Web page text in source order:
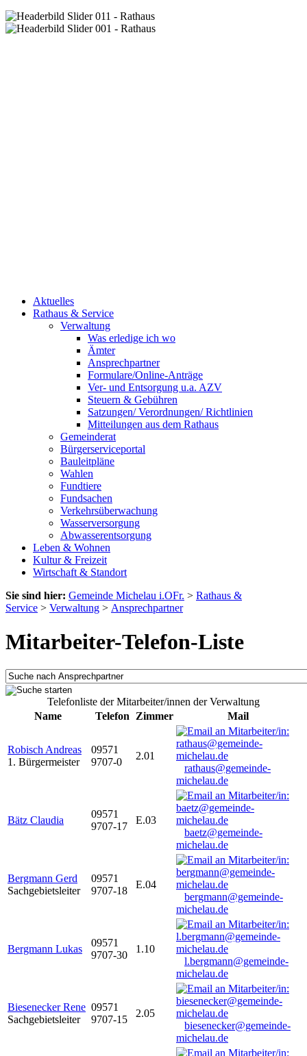
Aktuelles
Rathaus & Service
Verwaltung
Was erledige ich wo
Ämter
Ansprechpartner
Formulare/Online-Anträge
Ver- und Entsorgung u.a. AZV
Steuern & Gebühren
Satzungen/ Verordnungen/ Richtlinien
Mitteilungen aus dem Rathaus
Gemeinderat
Bürgerserviceportal
Bauleitpläne
Wahlen
Fundtiere
Fundsachen
Verkehrsüberwachung
Wasserversorgung
Abwasserentsorgung
Leben & Wohnen
Kultur & Freizeit
Wirtschaft & Standort
Sie sind hier: Gemeinde Michelau i.OFr. > Rathaus &
Service > Verwaltung > Ansprechpartner
Mitarbeiter-Telefon-Liste
Telefonliste der Mitarbeiter/innen der Verwaltung
Name
Telefon Zimmer Mail
Robisch Andreas
1. Bürgermeister
09571
9707-0
2.01
rathaus@gemeinde-
michelau.de
Bätz Claudia
09571
9707-17
E.03
baetz@gemeinde-
michelau.de
Bergmann Gerd
Sachgebietsleiter
09571
9707-18
E.04
bergmann@gemeinde-
michelau.de
Bergmann Lukas
09571
9707-30
1.10
l.bergmann@gemeinde-
michelau.de
Biesenecker Rene
Sachgebietsleiter
09571
9707-15
2.05
biesenecker@gemeinde-
michelau.de